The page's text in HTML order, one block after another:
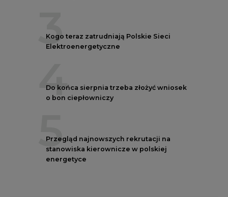
3
Kogo teraz zatrudniają Polskie Sieci
Elektroenergetyczne
4
Do końca sierpnia trzeba złożyć wniosek
o bon ciepłowniczy
5
Przegląd najnowszych rekrutacji na
stanowiska kierownicze w polskiej
energetyce